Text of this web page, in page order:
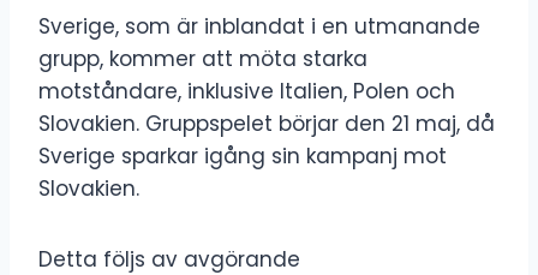
Sverige, som är inblandat i en utmanande
grupp, kommer att möta starka
motståndare, inklusive Italien, Polen och
Slovakien. Gruppspelet börjar den 21 maj, då
Sverige sparkar igång sin kampanj mot
Slovakien.
Detta följs av avgörande